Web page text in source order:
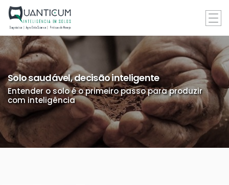
Solo saudável, decisão inteligente
Entender o solo é o primeiro passo para produzir
com inteligência